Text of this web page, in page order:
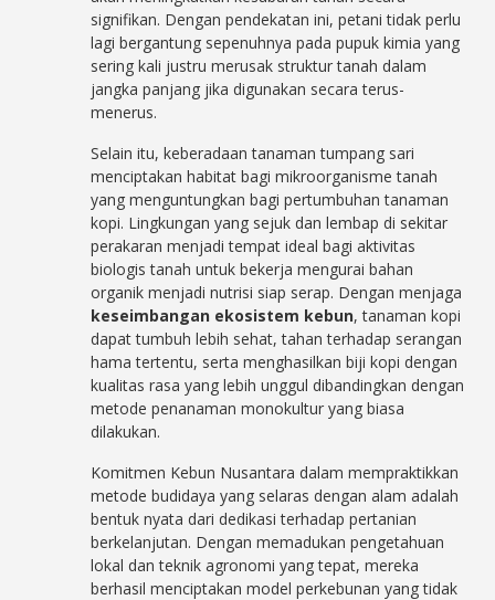
signifikan. Dengan pendekatan ini, petani tidak perlu
lagi bergantung sepenuhnya pada pupuk kimia yang
sering kali justru merusak struktur tanah dalam
jangka panjang jika digunakan secara terus-
menerus.
Selain itu, keberadaan tanaman tumpang sari
menciptakan habitat bagi mikroorganisme tanah
yang menguntungkan bagi pertumbuhan tanaman
kopi. Lingkungan yang sejuk dan lembap di sekitar
perakaran menjadi tempat ideal bagi aktivitas
biologis tanah untuk bekerja mengurai bahan
organik menjadi nutrisi siap serap. Dengan menjaga
keseimbangan ekosistem kebun, tanaman kopi
dapat tumbuh lebih sehat, tahan terhadap serangan
hama tertentu, serta menghasilkan biji kopi dengan
kualitas rasa yang lebih unggul dibandingkan dengan
metode penanaman monokultur yang biasa
dilakukan.
Komitmen Kebun Nusantara dalam mempraktikkan
metode budidaya yang selaras dengan alam adalah
bentuk nyata dari dedikasi terhadap pertanian
berkelanjutan. Dengan memadukan pengetahuan
lokal dan teknik agronomi yang tepat, mereka
berhasil menciptakan model perkebunan yang tidak